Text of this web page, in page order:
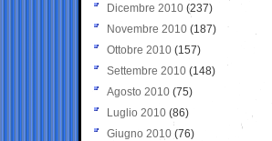
Dicembre 2010 (237)
Novembre 2010 (187)
Ottobre 2010 (157)
Settembre 2010 (148)
Agosto 2010 (75)
Luglio 2010 (86)
Giugno 2010 (76)